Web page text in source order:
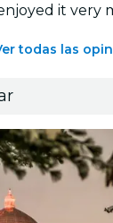
it very
todas las